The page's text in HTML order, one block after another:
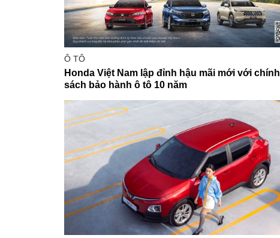
Ô TÔ
Honda Việt Nam lập đỉnh hậu mãi mới với chính
sách bảo hành ô tô 10 năm